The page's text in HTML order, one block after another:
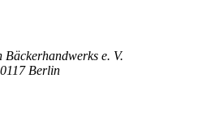
Bäckerhandwerks e. V.
Berlin